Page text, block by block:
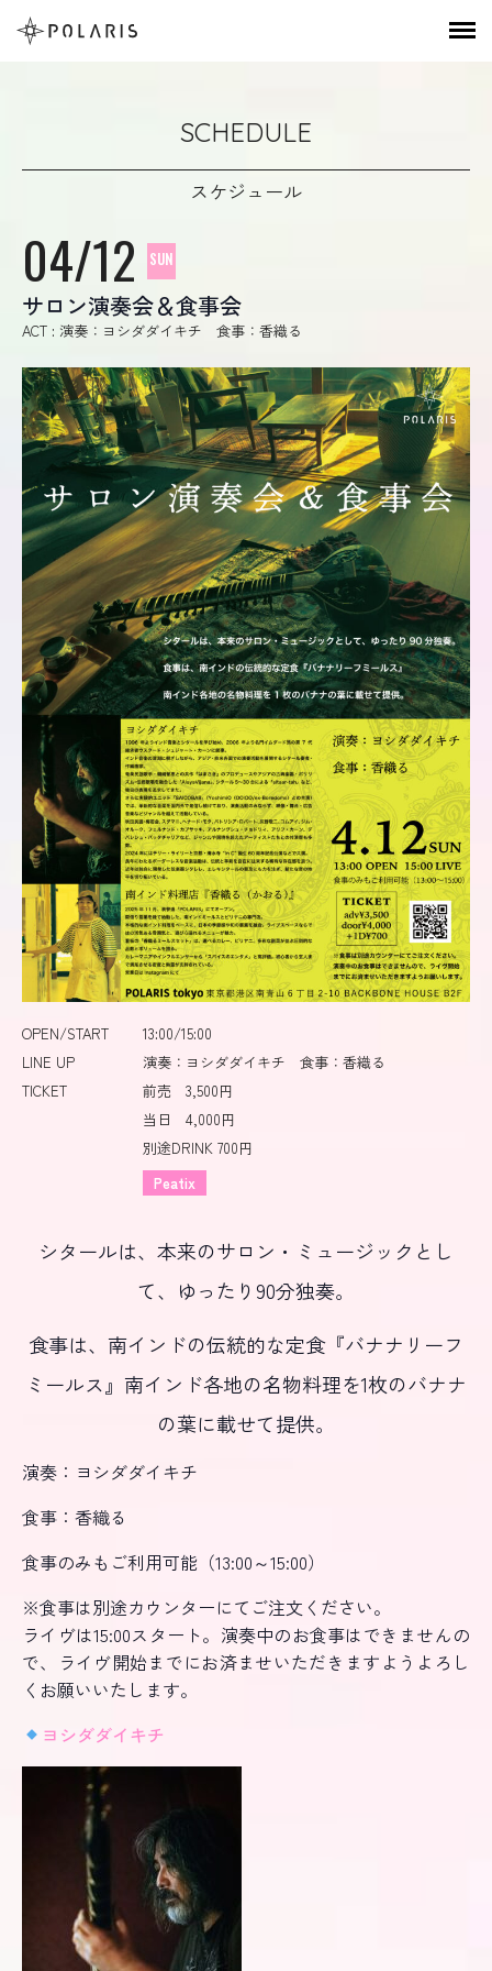
SCHEDULE
スケジュール
04/12 SUN
サロン演奏会＆食事会
ACT : 演奏：ヨシダダイキチ 食事：香織る
OPEN/START
13:00/15:00
LINE UP
演奏：ヨシダダイキチ 食事：香織る
TICKET
前売 3,500円
当日 4,000円
別途DRINK 700円
Peatix
シタールは、本来のサロン・ミュージックとし
て、ゆったり90分独奏。
食事は、南インドの伝統的な定食『バナナリーフ
ミールス』南インド各地の名物料理を1枚のバナナ
の葉に載せて提供。
演奏：ヨシダダイキチ
食事：香織る
食事のみもご利用可能（13:00～15:00）
※食事は別途カウンターにてご注文ください。
ライヴは15:00スタート。演奏中のお食事はできませんの
で、ライヴ開始までにお済ませいただきますようよろし
くお願いいたします。
ヨシダダイキチ